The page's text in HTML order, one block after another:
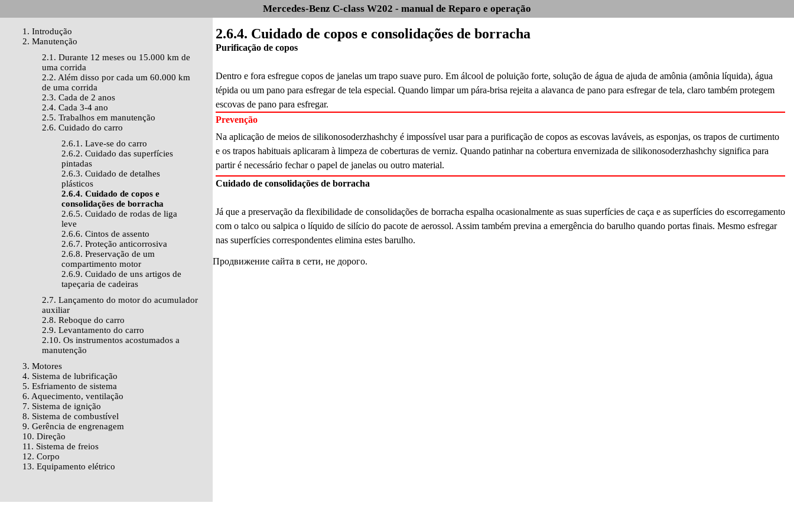
Mercedes-Benz C-class W202 - manual de Reparo e operação
1. Introdução
2. Manutenção
2.1. Durante 12 meses ou 15.000 km de
uma corrida
2.2. Além disso por cada um 60.000 km
de uma corrida
2.3. Cada de 2 anos
2.4. Cada 3-4 ano
2.5. Trabalhos em manutenção
2.6. Cuidado do carro
2.6.1. Lave-se do carro
2.6.2. Cuidado das superfícies
pintadas
2.6.3. Cuidado de detalhes
plásticos
2.6.4. Cuidado de copos e
consolidações de borracha
2.6.5. Cuidado de rodas de liga
leve
2.6.6. Cintos de assento
2.6.7. Proteção anticorrosiva
2.6.8. Preservação de um
compartimento motor
2.6.9. Cuidado de uns artigos de
tapeçaria de cadeiras
2.7. Lançamento do motor do acumulador
auxiliar
2.8. Reboque do carro
2.9. Levantamento do carro
2.10. Os instrumentos acostumados a
manutenção
3. Motores
4. Sistema de lubrificação
5. Esfriamento de sistema
6. Aquecimento, ventilação
7. Sistema de ignição
8. Sistema de combustível
9. Gerência de engrenagem
10. Direção
11. Sistema de freios
12. Corpo
13. Equipamento elétrico
2.6.4. Cuidado de copos e consolidações de borracha
Purificação de copos
Dentro e fora esfregue copos de janelas um trapo suave puro. Em álcool de poluição forte, solução de água de ajuda de amônia (amônia líquida), água
tépida ou um pano para esfregar de tela especial. Quando limpar um pára-brisa rejeita a alavanca de pano para esfregar de tela, claro também protegem
escovas de pano para esfregar.
Prevenção
Na aplicação de meios de silikonosoderzhashchy é impossível usar para a purificação de copos as escovas laváveis, as esponjas, os trapos de curtimento
e os trapos habituais aplicaram à limpeza de coberturas de verniz. Quando patinhar na cobertura envernizada de silikonosoderzhashchy significa para
partir é necessário fechar o papel de janelas ou outro material.
Cuidado de consolidações de borracha
Já que a preservação da flexibilidade de consolidações de borracha espalha ocasionalmente as suas superfícies de caça e as superfícies do escorregamento
com o talco ou salpica o líquido de silício do pacote de aerossol. Assim também previna a emergência do barulho quando portas finais. Mesmo esfregar
nas superfícies correspondentes elimina estes barulho.
Продвижение сайта в сети, не дорого.